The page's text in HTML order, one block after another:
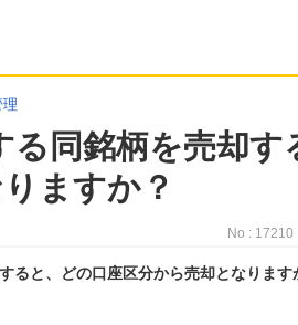
る同銘柄を売却す
ますか？
No : 17210
ると、どの口座区分から売却となります